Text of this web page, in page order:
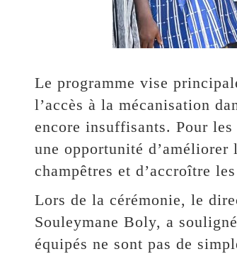
Le programme vise
l’accès à la mécanisation
encore insuffisants. Pour
une opportunité
champêtres et d’accroître
Lors de la cérémonie, le
Souleymane Boly, a
équipés ne sont pas de